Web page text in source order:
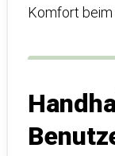
Komfort beim